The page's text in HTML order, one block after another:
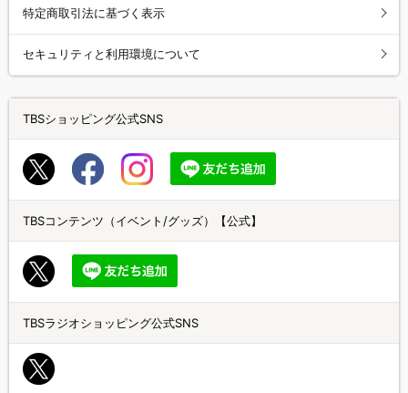
特定商取引法に基づく表示
セキュリティと利用環境について
TBSショッピング公式SNS
TBSコンテンツ（イベント/グッズ）【公式】
TBSラジオショッピング公式SNS